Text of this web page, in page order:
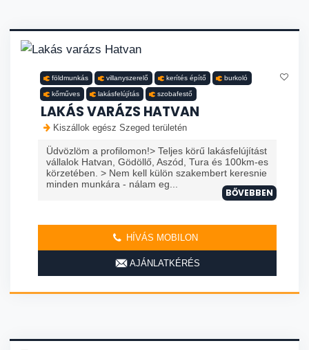
földmunkás villanyszerelő kerítés építő burkoló
kőműves lakásfelújítás szobafestő
LAKÁS VARÁZS HATVAN
Kiszállok egész Szeged területén
Üdvözlöm a profilomon!> Teljes körű lakásfelújítást
vállalok Hatvan, Gödöllő, Aszód, Tura és 100km-es
körzetében. > Nem kell külön szakembert keresnie
minden munkára - nálam eg...
BŐVEBBEN
HÍVÁS MOBILON
AJÁNLATKÉRÉS